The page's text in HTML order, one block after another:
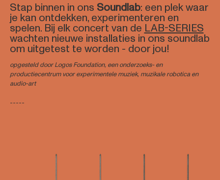
Stap binnen in ons Soundlab: een plek waar
je kan ontdekken, experimenteren en
spelen. Bij elk concert van de LAB-SERIES
wachten nieuwe installaties in ons soundlab
om uitgetest te worden - door jou!
opgesteld door Logos Foundation, een onderzoeks- en
productiecentrum voor experimentele muziek, muzikale robotica en
audio-art
-----